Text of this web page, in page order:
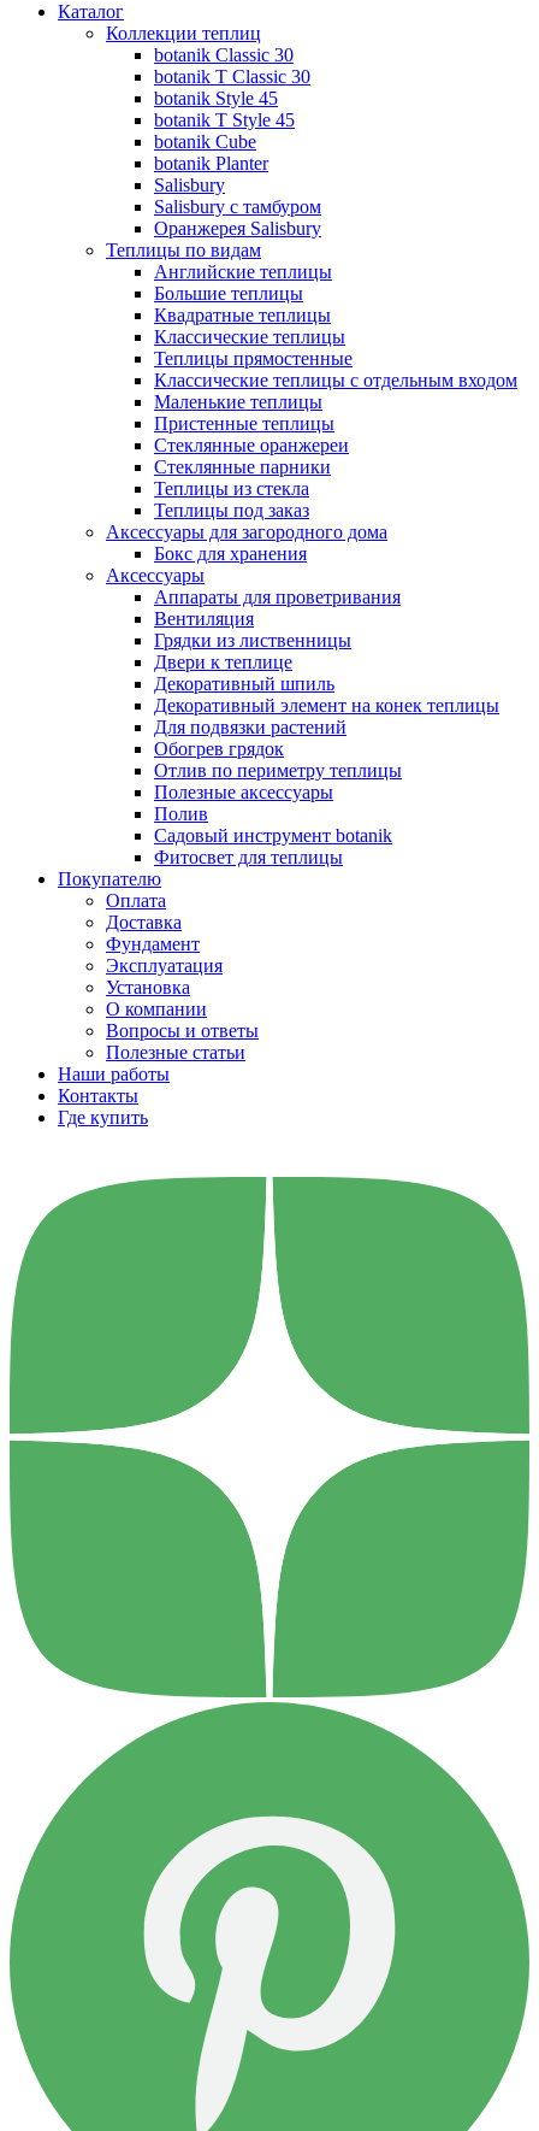
Каталог
Коллекции теплиц
botanik Classic 30
botanik T Classic 30
botanik Style 45
botanik Т Style 45
botanik Cube
botanik Planter
Salisbury
Salisbury с тамбуром
Оранжерея Salisbury
Теплицы по видам
Английские теплицы
Большие теплицы
Квадратные теплицы
Классические теплицы
Теплицы прямостенные
Классические теплицы с отдельным входом
Маленькие теплицы
Пристенные теплицы
Стеклянные оранжереи
Стеклянные парники
Теплицы из стекла
Теплицы под заказ
Аксессуары для загородного дома
Бокс для хранения
Аксессуары
Аппараты для проветривания
Вентиляция
Грядки из лиственницы
Двери к теплице
Декоративный шпиль
Декоративный элемент на конек теплицы
Для подвязки растений
Обогрев грядок
Отлив по периметру теплицы
Полезные аксессуары
Полив
Садовый инструмент botanik
Фитосвет для теплицы
Покупателю
Оплата
Доставка
Фундамент
Эксплуатация
Установка
О компании
Вопросы и ответы
Полезные статьи
Наши работы
Контакты
Где купить